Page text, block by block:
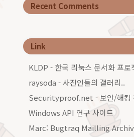
Recent Comments
Link
KLDP - 한국 리눅스 문서화 프로
raysoda - 사진인들의 갤러리..
Securityproof.net - 보안/해킹
Windows API 연구 사이트
Marc: Bugtraq Mailling